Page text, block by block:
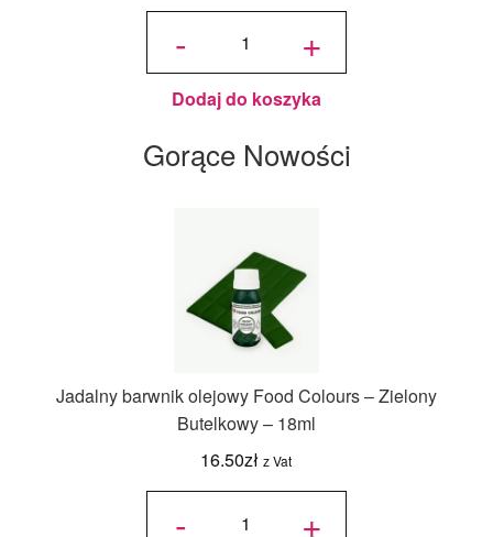
-
ilość
Pastylki
Jasne
125 g -
Wilton
+
Dodaj do koszyka
Gorące Nowości
Jadalny barwnik olejowy Food Colours – Zielony
Butelkowy – 18ml
16.50zł z Vat
-
ilość
olejowy
Food +